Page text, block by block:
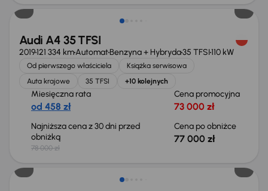
Audi A4 35 TFSI
2019121 334 kmAutomatBenzyna + Hybryda35 TFSI110 kW
Od pierwszego właściciela
Książka serwisowa
Auta krajowe
35 TFSI +10 kolejnych
Miesięczna rata
od 458 zł
Cena promocyjna
73 000 zł
Najniższa cena z 30 dni przed
obniżką
78 000 zł
Cena po obniżce
77 000 zł
Taniej o 1 000 zł